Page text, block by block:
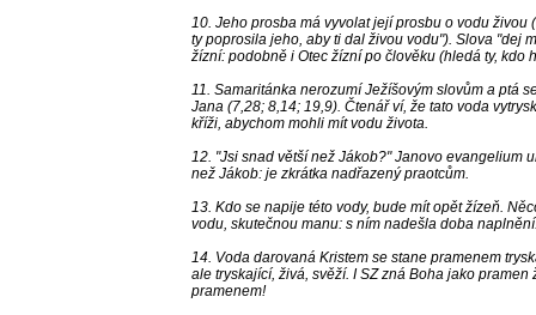
10. Jeho prosba má vyvolat její prosbu o vodu živou
ty poprosila jeho, aby ti dal živou vodu"). Slova "dej
žízní: podobně i Otec žízní po člověku (hledá ty, kdo
11. Samaritánka nerozumí Ježíšovým slovům a ptá
Jana (7,28; 8,14; 19,9). Čtenář ví, že tato voda
kříži, abychom mohli mít vodu života.
12. "Jsi snad větší než Jákob?" Janovo evangelium
než Jákob: je zkrátka nadřazený praotcům.
13. Kdo se napije této vody, bude mít opět žízeň.
vodu, skutečnou manu: s ním nadešla doba
14. Voda darovaná Kristem se stane pramenem
ale tryskající, živá, svěží. I SZ zná Boha jako
pramenem!